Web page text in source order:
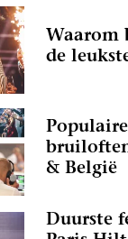
Waarom
de
& België
Duurste